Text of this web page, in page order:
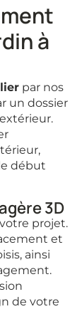
à
par nos
un dossier
début
3D
projet.
et
ainsi
de votre